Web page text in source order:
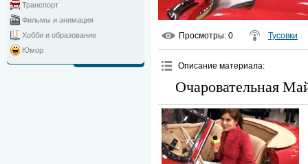
Транспорт
Фильмы и анимация
Хобби и образование
Юмор
Просмотры: 0 Тусовки
Описание материала:
Очаровательная